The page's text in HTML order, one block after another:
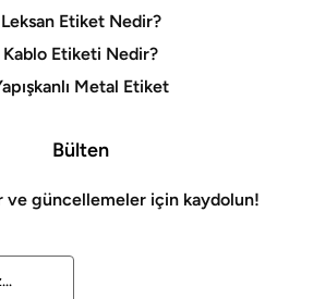
Leksan Etiket Nedir?
Kablo Etiketi Nedir?
Metal Etiket
Bülten
ve güncellemeler için kaydolun!